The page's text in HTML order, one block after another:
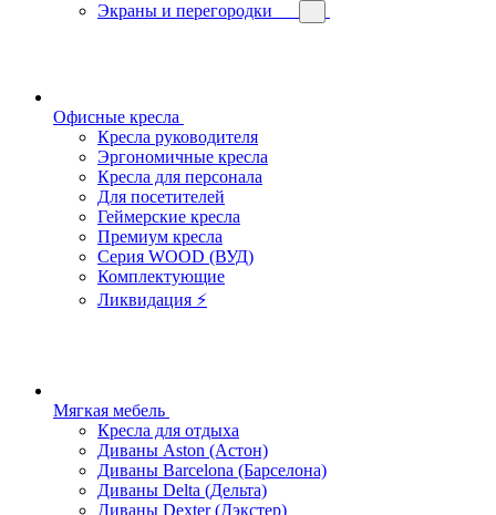
Экраны и перегородки
Офисные кресла
Кресла руководителя
Эргономичные кресла
Кресла для персонала
Для посетителей
Геймерские кресла
Премиум кресла
Серия WOOD (ВУД)
Комплектующие
Ликвидация ⚡
Мягкая мебель
Кресла для отдыха
Диваны Aston (Астон)
Диваны Barcelona (Барселона)
Диваны Delta (Дельта)
Диваны Dexter (Дэкстер)